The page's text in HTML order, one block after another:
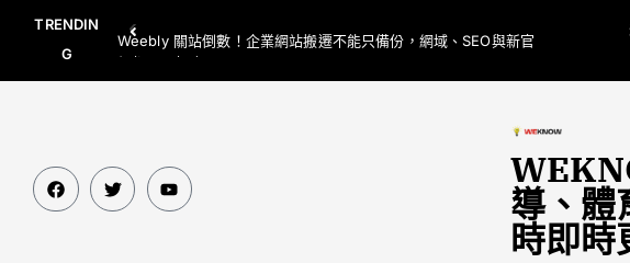
TRENDIN
G
Weebly 關站倒數！企業網站搬遷不能只備份，網域、SEO與新官
網都要一起處理
翁曉玲喊
導、體
時即時